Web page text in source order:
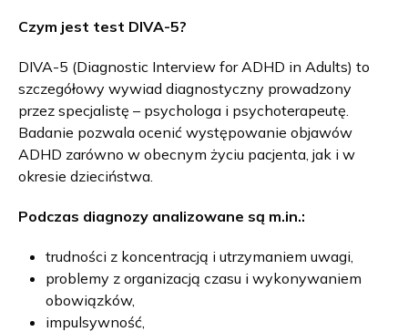
Czym jest test DIVA-5?
DIVA-5 (Diagnostic Interview for ADHD in Adults) to
szczegółowy wywiad diagnostyczny prowadzony
przez specjalistę – psychologa i psychoterapeutę.
Badanie pozwala ocenić występowanie objawów
ADHD zarówno w obecnym życiu pacjenta, jak i w
okresie dzieciństwa.
Podczas diagnozy analizowane są m.in.:
trudności z koncentracją i utrzymaniem uwagi,
problemy z organizacją czasu i wykonywaniem
obowiązków,
impulsywność,